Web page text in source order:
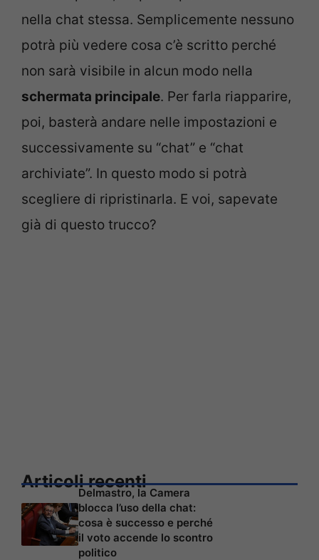
nella chat stessa. Semplicemente nessuno
potrà più vedere cosa c’è scritto perché
non sarà visibile in alcun modo nella
schermata principale. Per farla riapparire,
poi, basterà andare nelle impostazioni e
successivamente su “chat” e “chat
archiviate”. In questo modo si potrà
scegliere di ripristinarla. E voi, sapevate
già di questo trucco?
Articoli recenti
Delmastro, la Camera
blocca l’uso della chat:
cosa è successo e perché
il voto accende lo scontro
politico